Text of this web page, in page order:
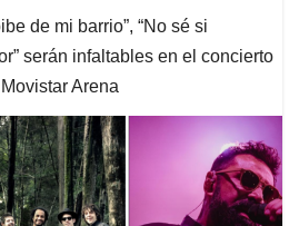
de mi barrio”, “No sé si
serán infaltables en el concierto
Arena